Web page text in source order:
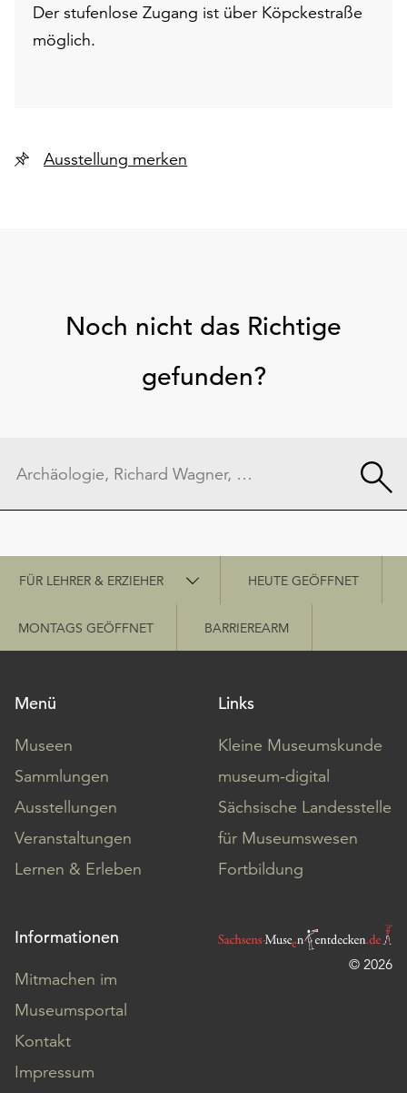
Der stufenlose Zugang ist über Köpckestraße
möglich.
Ausstellung merken
Noch nicht das Richtige
gefunden?
Schnellzugriff
FÜR LEHRER & ERZIEHER HEUTE GEÖFFNET
MONTAGS GEÖFFNET BARRIEREARM
Menü
Museen
Sammlungen
Ausstellungen
Veranstaltungen
Lernen & Erleben
Links
Kleine Museumskunde
museum-digital
Sächsische Landesstelle
für Museumswesen
Fortbildung
Informationen
Mitmachen im
Museumsportal
Kontakt
Impressum
© 2026